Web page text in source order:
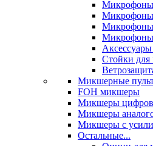
Микрофоны
Микрофоны
Микрофоны
Микрофоны
Стойки для
Микшерные
FOH микшеры
Микшеры
Микшеры
Микшеры с
Остальные...